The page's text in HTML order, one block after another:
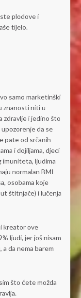
plodove i
tijelo.
samo marketinški
znanosti niti u
zdravlje i jedino što
da se
pate od srčanih
i dojiljama, djeci
imuniteta, ljudima
normalan BMI
osobama koje
štitnjače) i lučenja
kreator ove
ljudi, jer još nisam
da nema barem
što ćete možda